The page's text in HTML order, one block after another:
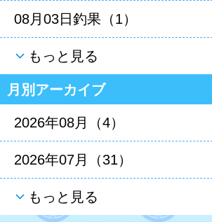
08月03日釣果（1）
もっと見る
月別アーカイブ
2026年08月（4）
2026年07月（31）
もっと見る